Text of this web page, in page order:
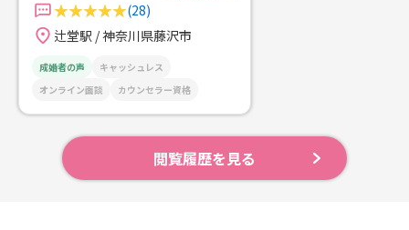
(28)
辻堂駅 / 神奈川県藤沢市
成婚者の声
キャッシュレス
オンライン面談
カウンセラー資格
閲覧履歴を見る